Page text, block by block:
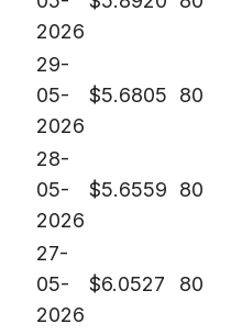
2026
29-
05-
2026
$5.6805 80
28-
05-
2026
$5.6559 80
27-
05-
2026
$6.0527 80